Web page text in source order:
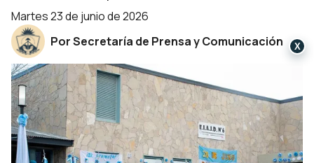
martes 23 de junio de 2026
Por Secretaría de Prensa y Comunicación
X